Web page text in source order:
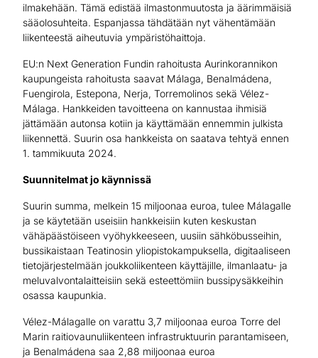
ilmakehään. Tämä edistää ilmastonmuutosta ja äärimmäisiä
sääolosuhteita. Espanjassa tähdätään nyt vähentämään
liikenteestä aiheutuvia ympäristöhaittoja.
EU:n Next Generation Fundin rahoitusta Aurinkorannikon
kaupungeista rahoitusta saavat Málaga, Benalmádena,
Fuengirola, Estepona, Nerja, Torremolinos sekä Vélez-
Málaga. Hankkeiden tavoitteena on kannustaa ihmisiä
jättämään autonsa kotiin ja käyttämään ennemmin julkista
liikennettä. Suurin osa hankkeista on saatava tehtyä ennen
1. tammikuuta 2024.
Suunnitelmat jo käynnissä
Suurin summa, melkein 15 miljoonaa euroa, tulee Málagalle
ja se käytetään useisiin hankkeisiin kuten keskustan
vähäpäästöiseen vyöhykkeeseen, uusiin sähköbusseihin,
bussikaistaan Teatinosin yliopistokampuksella, digitaaliseen
tietojärjestelmään joukkoliikenteen käyttäjille, ilmanlaatu- ja
meluvalvontalaitteisiin sekä esteettömiin bussipysäkkeihin
osassa kaupunkia.
Vélez-Málagalle on varattu 3,7 miljoonaa euroa Torre del
Marin raitiovaunuliikenteen infrastruktuurin parantamiseen,
ja Benalmádena saa 2,88 miljoonaa euroa